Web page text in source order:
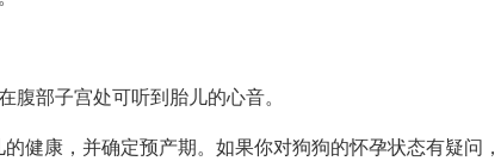
部子宫处可听到胎儿的心音。
健康，并确定预产期。如果你对狗狗的怀孕状态有疑问